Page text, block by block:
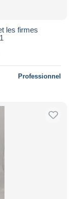
les firmes
Professionnel